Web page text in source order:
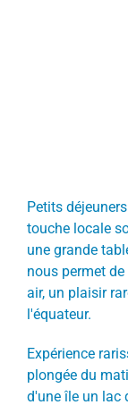
Petits
touche locale
une grande
nous permet
air, un plaisir
l'équateur.
Expérience
plongée du
d'une île un lac